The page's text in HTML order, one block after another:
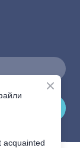
acquainted